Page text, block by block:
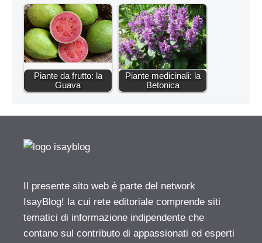
Piante da frutto: la
Guava
Piante medicinali: la
Betonica
Il presente sito web è parte del network
IsayBlog! la cui rete editoriale comprende siti
tematici di informazione indipendente che
contano sul contributo di appassionati ed esperti